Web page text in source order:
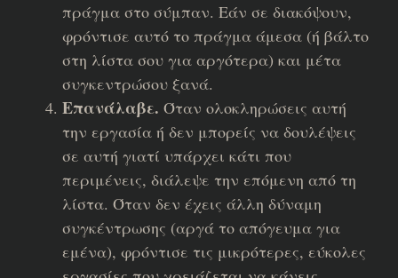
πράγμα στο σύμπαν. Εάν σε διακόψουν,
φρόντισε αυτό το πράγμα άμεσα (ή βάλτο
στη λίστα σου για αργότερα) και μέτα
συγκεντρώσου ξανά.
Επανάλαβε. Όταν ολοκληρώσεις αυτή
την εργασία ή δεν μπορείς να δουλέψεις
σε αυτή γιατί υπάρχει κάτι που
περιμένεις, διάλεψε την επόμενη από τη
λίστα. Όταν δεν έχεις άλλη δύναμη
συγκέντρωσης (αργά το απόγευμα για
εμένα), φρόντισε τις μικρότερες, εύκολες